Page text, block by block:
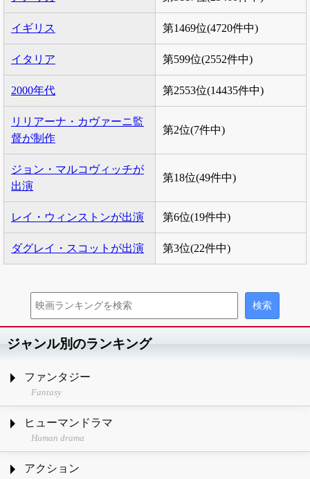
イギリス 第1469位(4720件中)
イタリア 第599位(2552件中)
2000年代 第2553位(14435件中)
リリアーナ・カヴァーニ監
督が制作
第2位(7件中)
ジョン・マルコヴィッチが
出演
第18位(49件中)
レイ・ウィンストンが出演 第6位(19件中)
ダグレイ・スコットが出演 第3位(22件中)
ジャンル別のランキング
ファンタジー
Fantasy
ヒューマンドラマ
Human drama
アクション